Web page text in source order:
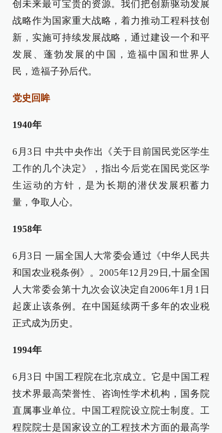
创未来最可宝贵的资源。我们把创新驱动发展
战略作为国家重大战略，着力推动工程科技创
新，实施可持续发展战略，通过建设一个和平
发展、蓬勃发展的中国，造福中国和世界人
民，造福子孙后代。
党史回眸
1940年
6月3日 中共中央作出《关于目前国民党区学生
工作的几个决定》，指出今后党在国民党区学
生运动的方针，是为长期的潜伏发展积蓄力
量，争取人心。
1958年
6月3日 一届全国人大常委会通过《中华人民共
和国农业税条例》。2005年12月29日,十届全国
人大常委会第十九次会议决定自2006年1月1日
起废止该条例。在中国延续两千多年的农业税
正式成为历史。
1994年
6月3日 中国工程院在北京成立。它是中国工程
技术界最高荣誉性、咨询性学术机构，国务院
直属事业单位。中国工程院设立院士制度。工
程院院士是国家设立的工程技术方面的最高学